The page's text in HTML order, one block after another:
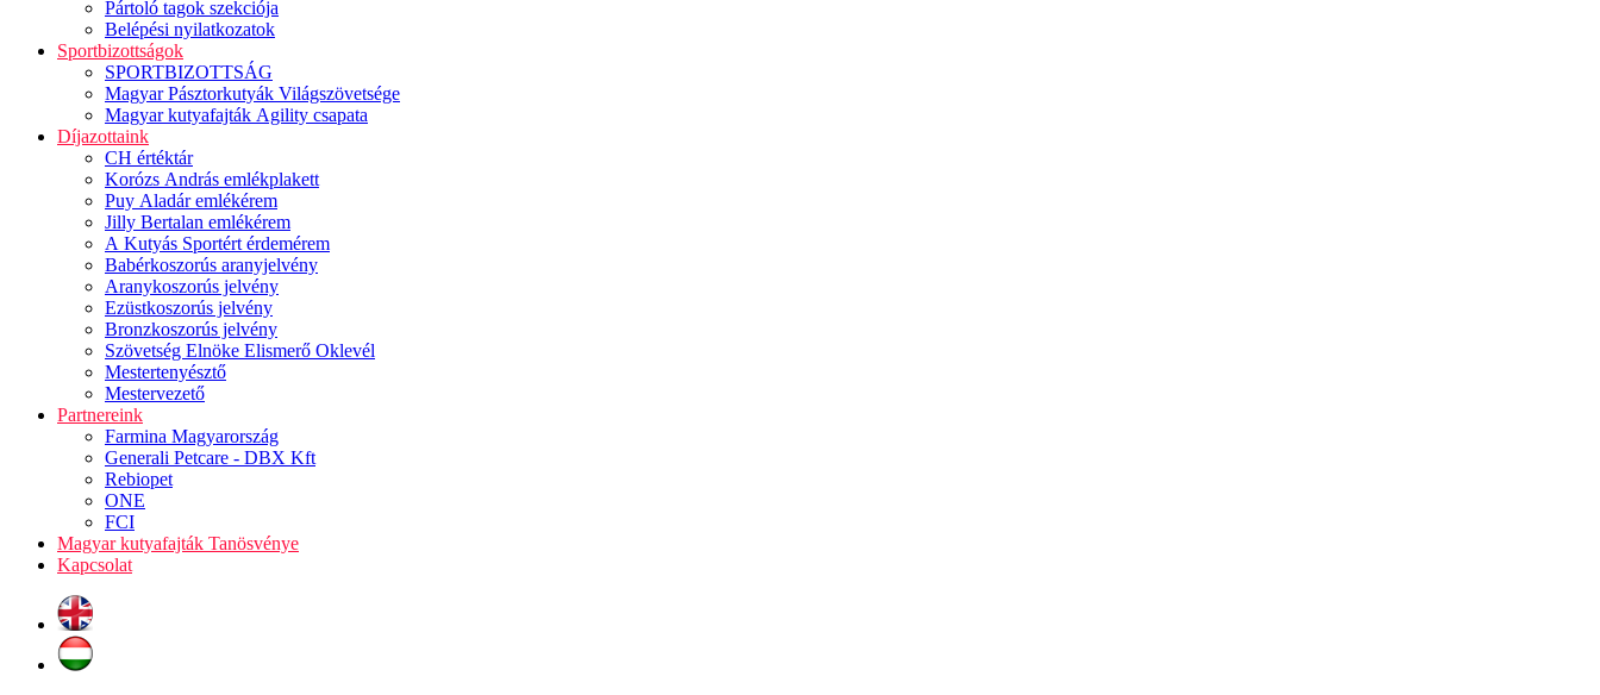
Pártoló tagok szekciója
Belépési nyilatkozatok
Sportbizottságok
SPORTBIZOTTSÁG
Magyar Pásztorkutyák Világszövetsége
Magyar kutyafajták Agility csapata
Díjazottaink
CH értéktár
Korózs András emlékplakett
Puy Aladár emlékérem
Jilly Bertalan emlékérem
A Kutyás Sportért érdemérem
Babérkoszorús aranyjelvény
Aranykoszorús jelvény
Ezüstkoszorús jelvény
Bronzkoszorús jelvény
Szövetség Elnöke Elismerő Oklevél
Mestertenyésztő
Mestervezető
Partnereink
Farmina Magyarország
Generali Petcare - DBX Kft
Rebiopet
ONE
FCI
Magyar kutyafajták Tanösvénye
Kapcsolat